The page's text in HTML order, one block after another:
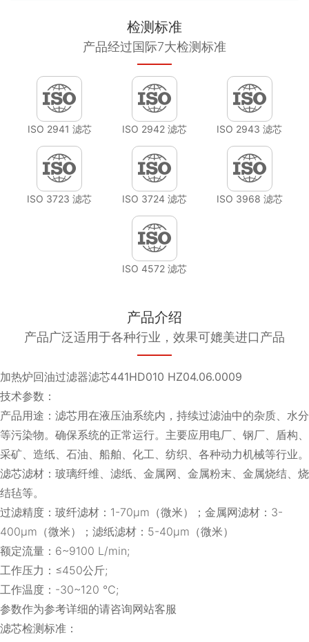
检测标准
产品经过国际7大检测标准
ISO 2941 滤芯 ISO 2942 滤芯 ISO 2943 滤芯
ISO 3723 滤芯 ISO 3724 滤芯 ISO 3968 滤芯
ISO 4572 滤芯
产品介绍
产品广泛适用于各种行业，效果可媲美进口产品
加热炉回油过滤器滤芯441HD010 HZ04.06.0009
技术参数：
产品用途：滤芯用在液压油系统内，持续过滤油中的杂质、水分
等污染物。确保系统的正常运行。主要应用电厂、钢厂、盾构、
采矿、造纸、石油、船舶、化工、纺织、各种动力机械等行业。
滤芯滤材：玻璃纤维、滤纸、金属网、金属粉末、金属烧结、烧
结毡等。
过滤精度：玻纤滤材：1-70μm（微米）；金属网滤材：3-
400μm（微米）；滤纸滤材：5-40μm（微米）
额定流量：6~9100 L/min;
工作压力：≤450公斤;
工作温度：-30~120 ℃;
参数作为参考详细的请咨询网站客服
滤芯检测标准：